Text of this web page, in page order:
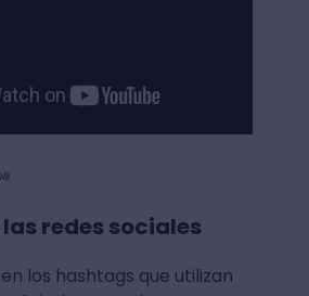
redes sociales
los hashtags que utilizan